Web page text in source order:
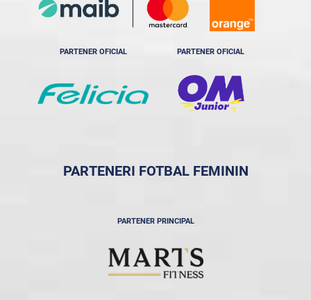
PARTENER OFICIAL PARTENER OFICIAL
PARTENERI FOTBAL FEMININ
PARTENER PRINCIPAL